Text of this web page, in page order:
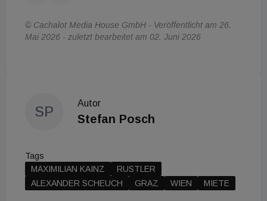
© Cachalot Media House GmbH - Veröffentlicht am 26.
Mai 2026 - zuletzt bearbeitet am 02. Juni 2026
SP
Autor
Stefan Posch
Tags
MAXIMILIAN KAINZ
RUSTLER
ALEXANDER SCHEUCH
GRAZ WIEN MIETE